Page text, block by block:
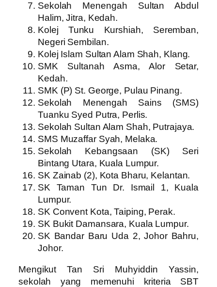
Sekolah Menengah Sultan Abdul
Halim, Jitra, Kedah.
Kolej Tunku Kurshiah, Seremban,
Negeri Sembilan.
Kolej Islam Sultan Alam Shah, Klang.
SMK Sultanah Asma, Alor Setar,
Kedah.
SMK (P) St. George, Pulau Pinang.
Sekolah Menengah Sains (SMS)
Tuanku Syed Putra, Perlis.
Sekolah Sultan Alam Shah, Putrajaya.
SMS Muzaffar Syah, Melaka.
Sekolah Kebangsaan (SK) Seri
Bintang Utara, Kuala Lumpur.
SK Zainab (2), Kota Bharu, Kelantan.
SK Taman Tun Dr. Ismail 1, Kuala
Lumpur.
SK Convent Kota, Taiping, Perak.
SK Bukit Damansara, Kuala Lumpur.
SK Bandar Baru Uda 2, Johor Bahru,
Johor.
Mengikut Tan Sri Muhyiddin Yassin,
sekolah yang memenuhi kriteria SBT